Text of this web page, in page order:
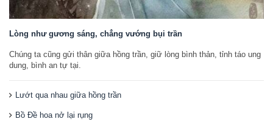
Lòng như gương sáng, chẳng vướng bụi trần
Chúng ta cũng gửi thân giữa hồng trần, giữ lòng bình thản, tỉnh táo ung
dung, bình an tự tại.
Lướt qua nhau giữa hồng trần
Bồ Đề hoa nở lại rụng